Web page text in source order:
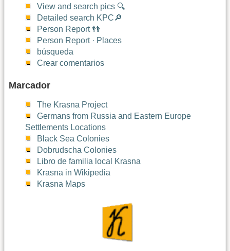
View and search pics 🔍
Detailed search KPC🔎
Person Report 👬
Person Report · Places
búsqueda
Crear comentarios
Marcador
The Krasna Project
Germans from Russia and Eastern Europe
Settlements Locations
Black Sea Colonies
Dobrudscha Colonies
Libro de familia local Krasna
Krasna in Wikipedia
Krasna Maps